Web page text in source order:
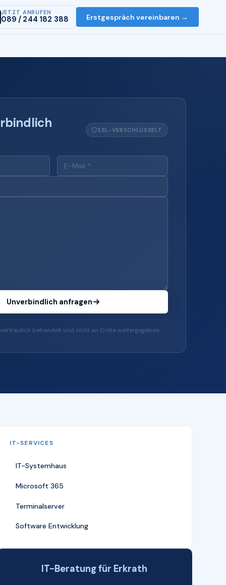
JETZT ANRUFEN
089 / 244 182 388 Erstgespräch vereinbaren →
SSL-VERSCHLÜSSELT
Unverbindlich anfragen
behandelt und nicht an Dritte weitergegeben.
IT-SERVICES
IT-Systemhaus
Microsoft 365
Terminalserver
Software Entwicklung
IT-Beratung für Erkrath